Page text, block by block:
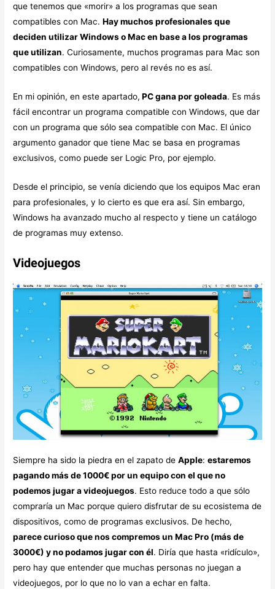
que tenemos que «morir» a los programas que sean
compatibles con Mac.Hay muchos profesionales que
deciden utilizar Windows o Mac en base a los programas
que utilizan. Curiosamente, muchos programas para Mac son
compatibles con Windows, pero al revés no es así.
En mi opinión, en este apartado, PC gana por goleada. Es más
fácil encontrar un programa compatible con Windows, que dar
con un programa que sólo sea compatible con Mac. El único
argumento ganador que tiene Mac se basa en programas
exclusivos, como puede ser Logic Pro, por ejemplo.
Desde el principio, se venía diciendo que los equipos Mac eran
para profesionales, y lo cierto es que era así. Sin embargo,
Windows ha avanzado mucho al respecto y tiene un catálogo
de programas muy extenso.
Videojuegos
Siempre ha sido la piedra en el zapato deApple:estaremos
pagando más de 1000€ por un equipo con el que no
podemos jugar a videojuegos. Esto reduce todo a que sólo
compraría un Mac porque quiero disfrutar de su ecosistema de
dispositivos, como de programas exclusivos. De hecho,
parece curioso que nos compremos un Mac Pro (más de
3000€) y no podamos jugar con él. Diría que hasta «ridículo»,
pero hay que entender que muchas personas no juegan a
videojuegos, por lo que no lo van a echar en falta.